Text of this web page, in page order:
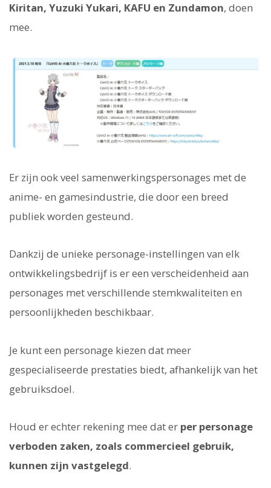
Kiritan, Yuzuki Yukari, KAFU en Zundamon, doen
mee.
Er zijn ook veel samenwerkingspersonages met de
anime- en gamesindustrie, die door een breed
publiek worden gesteund.
Dankzij de unieke personage-instellingen van elk
ontwikkelingsbedrijf is er een verscheidenheid aan
personages met verschillende stemkwaliteiten en
persoonlijkheden beschikbaar.
Je kunt een personage kiezen dat meer
gespecialiseerde prestaties biedt, afhankelijk van het
gebruiksdoel.
Houd er echter rekening mee dat er per personage
verboden zaken, zoals commercieel gebruik,
kunnen zijn vastgelegd.